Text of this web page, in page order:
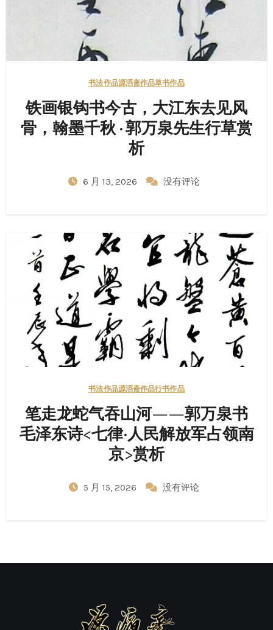
书法作品源滔斋作品草书作品
铁画银钩书今古，大江东去见风
骨，翰墨千秋 · 郭万泉先生行草赏
析
6 月 13, 2026 没有评论
书法作品源滔斋作品行书作品
笔走龙蛇气吞山河——郭万泉书
毛泽东诗<七律·人民解放军占领南
京>赏析
5 月 15, 2026 没有评论